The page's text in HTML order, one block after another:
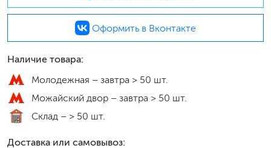
Оформить в Вконтакте
Наличие товара:
Молодежная – завтра > 50 шт.
Можайский двор – завтра > 50 шт.
Склад – > 50 шт.
Доставка или самовывоз: